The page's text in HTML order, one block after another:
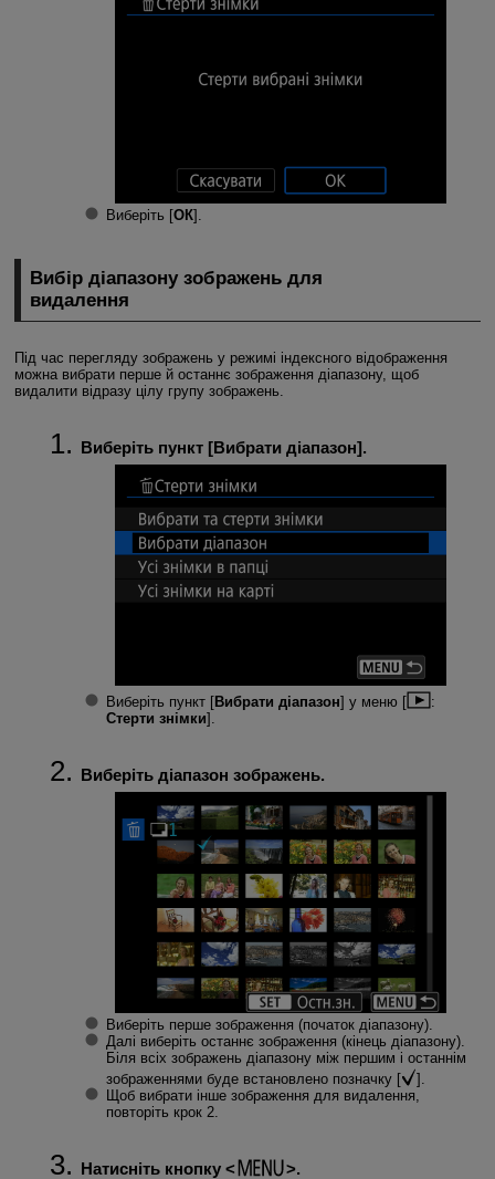
Виберіть [ОК].
Вибір діапазону зображень для
видалення
Під час перегляду зображень у режимі індексного відображення
можна вибрати перше й останнє зображення діапазону, щоб
видалити відразу цілу групу зображень.
Виберіть пункт [Вибрати діапазон].
Виберіть пункт [Вибрати діапазон] у меню [
:
Стерти знімки].
Виберіть діапазон зображень.
Виберіть перше зображення (початок діапазону).
Далі виберіть останнє зображення (кінець діапазону).
Біля всіх зображень діапазону між першим і останнім
зображеннями буде встановлено позначку [
].
Щоб вибрати інше зображення для видалення,
повторіть крок 2.
Натисніть кнопку
.